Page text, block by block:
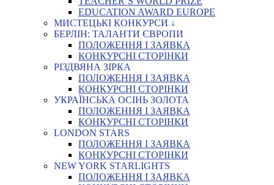
EDUCATION AWARD EUROPE
МИСТЕЦЬКІ КОНКУРСИ ↓
БЕРЛІН: ТАЛАНТИ ЄВРОПИ
ПОЛОЖЕННЯ І ЗАЯВКА
КОНКУРСНІ СТОРІНКИ
РІЗДВЯНА ЗІРКА
ПОЛОЖЕННЯ І ЗАЯВКА
КОНКУРСНІ СТОРІНКИ
УКРАЇНСЬКА ОСІНЬ ЗОЛОТА
ПОЛОЖЕННЯ І ЗАЯВКА
КОНКУРСНІ СТОРІНКИ
LONDON STARS
ПОЛОЖЕННЯ І ЗАЯВКА
КОНКУРСНІ СТОРІНКИ
NEW YORK STARLIGHTS
ПОЛОЖЕННЯ І ЗАЯВКА